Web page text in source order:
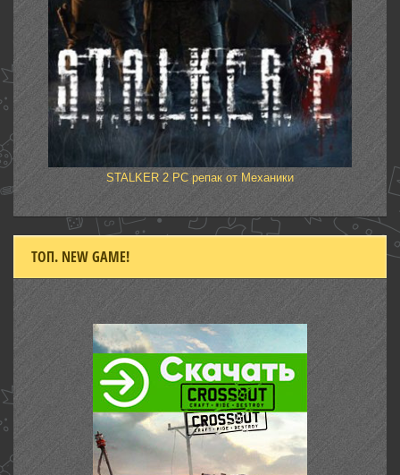
STALKER 2 PC репак от Механики
ТОП. NEW GAME!